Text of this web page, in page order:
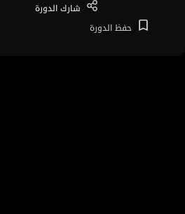
شاركالدورة
حفظالدورة